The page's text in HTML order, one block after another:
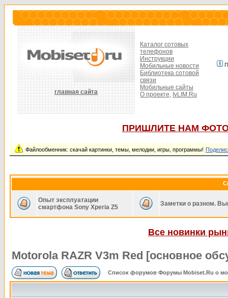
главная сайта
Каталог сотовых
телефонов
Инструкции
Мобильные новости
Библиотека сотовой
связи
Мобильные сайты
О проекте, IvLIM.Ru
ПРИШЛИТЕ НАМ
Файлообменник: скачай картинки, темы, мелодии, игры, программы!
Опыт эксплуатации
смартфона Sony Xperia Z5
Заметки о разном.
Все новинки
Motorola RAZR V3m Red [основное
Список форумов Форумы Mobiset.Ru о